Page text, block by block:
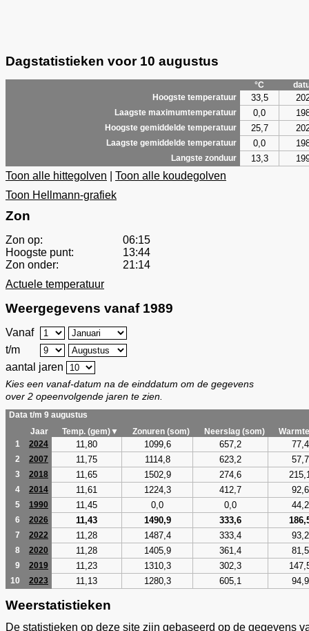
Dagstatistieken voor 10 augustus
°C
Hoogste temperatuur
33,5
Laagste maximumtemperatuur 0,0
Hoogste gemiddelde temperatuur 25,7
Laagste gemiddelde temperatuur 0,0
Langste zonduur 13,3
Toon alle hittegolven
Toon alle koudegolven
Toon Hellmann-grafiek
Zon
Zon op:
06:15
Hoogste punt:
13:44
Zon onder:
21:14
Actuele temperatuur
Weergegevens vanaf 1989
Vanaf
t/m
aantal jaren
Kies een vanaf-datum na de einddatum om de gegevens
over 2 opeenvolgende jaren te zien.
Data t/m 9 augustus
Jaar
Temp. (gem)▼ Zonuren (som) Neerslag (som)
1
2024 11,80 1099,6 657,2 77,4
2 2007 11,75 1114,8 623,2 57,7
3 2018 11,65 1502,9 274,6
4 2014 11,61 1224,3 412,7 92,6
5 1990 11,45 0,0 0,0 44,2
6 2026 11,43 1490,9 333,6
7 2022 11,28 1487,4 333,4 93,2
8 2020 11,28 1405,9 361,4 81,5
9 2019 11,23 1310,3 302,3
10 2023 11,13 1280,3 605,1 94,9
Weerstatistieken
De statistieken op deze site zijn gebaseerd op de gegevens